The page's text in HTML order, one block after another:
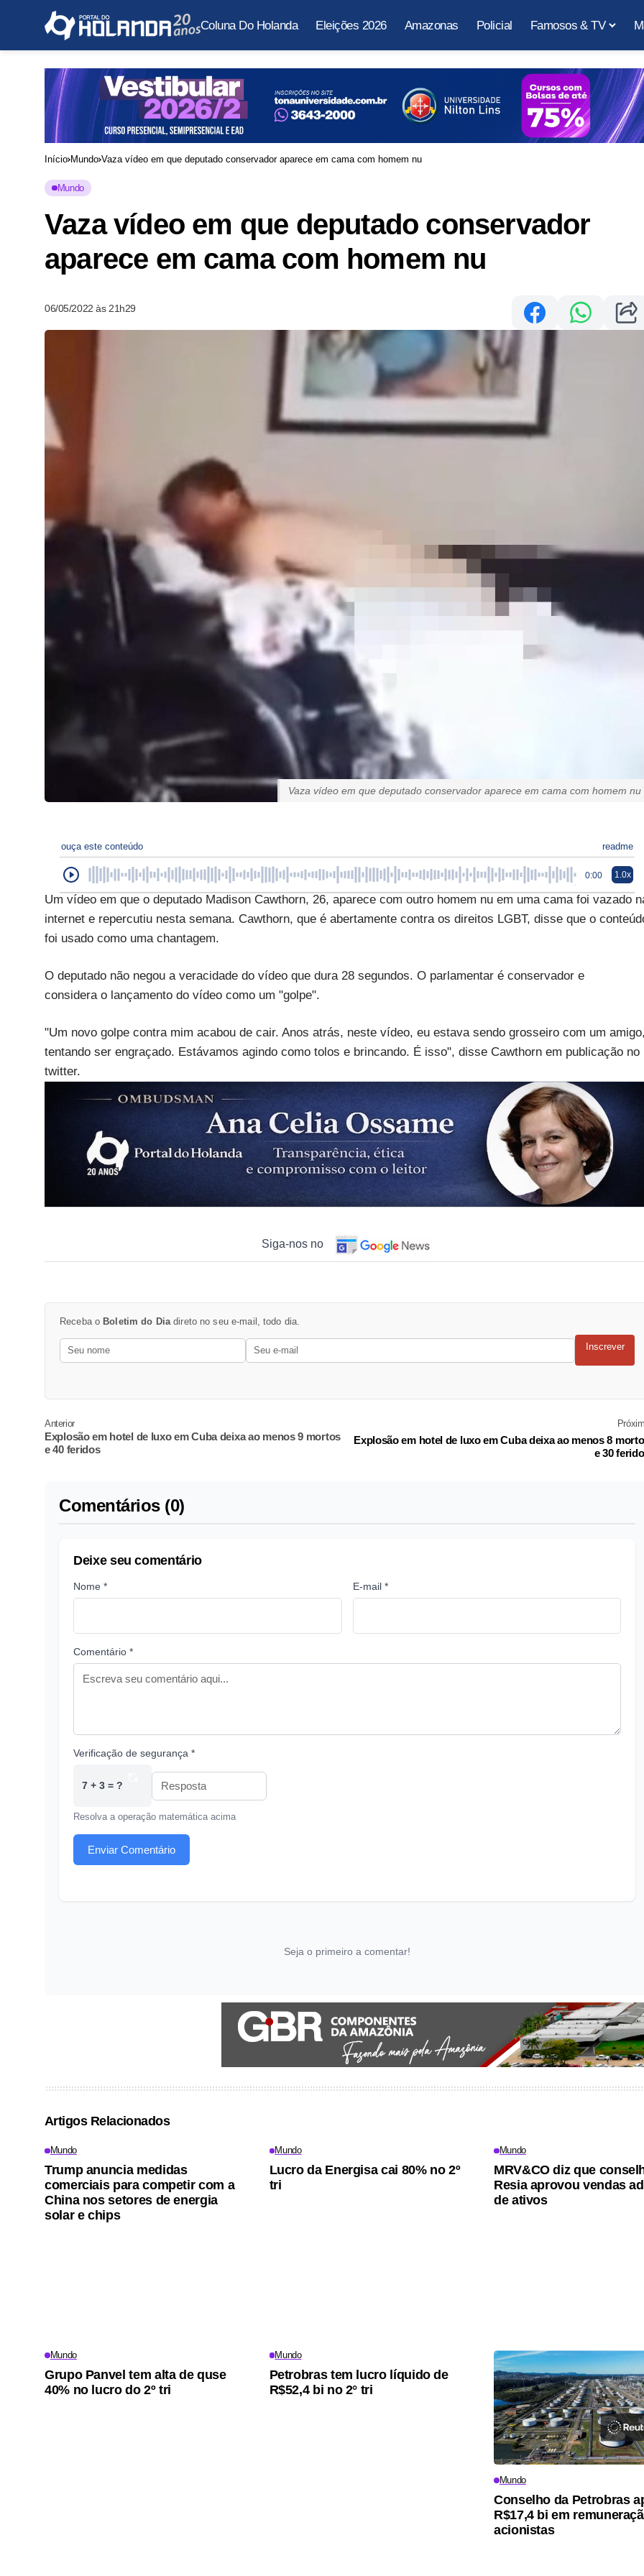
Coluna Do Holanda Eleições 2026 Amazonas Policial Famosos & TV
Início Mundo Vaza vídeo em que deputado conservador aparece em cama com homem nu
Mundo
Vaza vídeo em que deputado conservador
aparece em cama com homem nu
06/05/2022 às 21h29
Vaza vídeo em que deputado conservador aparece em cama com homem nu
ouça este conteúdo readme
0:00 1.0x
Um vídeo em que o deputado Madison Cawthorn, 26, aparece com outro homem nu em uma cama foi vazado
internet e repercutiu nesta semana. Cawthorn, que é abertamente contra os direitos LGBT, disse que o
foi usado como uma chantagem.
O deputado não negou a veracidade do vídeo que dura 28 segundos. O parlamentar é conservador e
considera o lançamento do vídeo como um "golpe".
"Um novo golpe contra mim acabou de cair. Anos atrás, neste vídeo, eu estava sendo grosseiro com um
tentando ser engraçado. Estávamos agindo como tolos e brincando. É isso", disse Cawthorn em publicação no
twitter.
Siga-nos no
Receba o Boletim do Dia direto no seu e-mail, todo dia.
Inscrever
Anterior
Explosão em hotel de luxo em Cuba deixa ao menos 9 mortos
e 40 feridos
Explosão em hotel de luxo em Cuba deixa ao menos 8
e 30
Comentários (0)
Deixe seu comentário
Nome * E-mail *
Comentário *
Verificação de segurança *
7 + 3 = ?
Resolva a operação matemática acima
Enviar Comentário
Seja o primeiro a comentar!
Artigos Relacionados
Mundo
Trump anuncia medidas
comerciais para competir com a
China nos setores de energia
solar e chips
Mundo
Lucro da Energisa cai 80% no 2º
tri
Mundo
MRV&CO diz que
Resia aprovou vendas
de ativos
Mundo
Grupo Panvel tem alta de quse
40% no lucro do 2º tri
Mundo
Petrobras tem lucro líquido de
R$52,4 bi no 2° tri
Mundo
Conselho da Petrobras
R$17,4 bi em
acionistas